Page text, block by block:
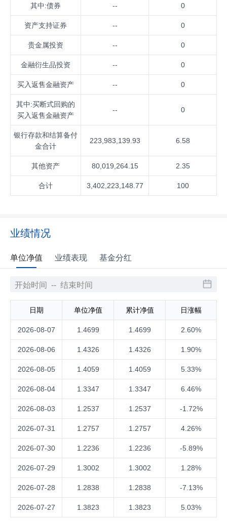
其中:债券 -- 0
资产支持证券 -- 0
贵金属投资 -- 0
金融衍生品投资 -- 0
买入返售金融资产 -- 0
其中:买断式回购的
买入返售金融资产
-- 0
银行存款和结算备付
金合计
223,983,139.93 6.58
其他资产 80,019,264.15 2.35
合计 3,402,223,148.77 100
业绩情况
单位净值 业绩表现 基金分红
日期 单位净值 累计净值 日涨幅
2026-08-07 1.4699 1.4699 2.60%
2026-08-06 1.4326 1.4326 1.90%
2026-08-05 1.4059 1.4059 5.33%
2026-08-04 1.3347 1.3347 6.46%
2026-08-03 1.2537 1.2537 -1.72%
2026-07-31 1.2757 1.2757 4.26%
2026-07-30 1.2236 1.2236 -5.89%
2026-07-29 1.3002 1.3002 1.28%
2026-07-28 1.2838 1.2838 -7.13%
2026-07-27 1.3823 1.3823 5.03%